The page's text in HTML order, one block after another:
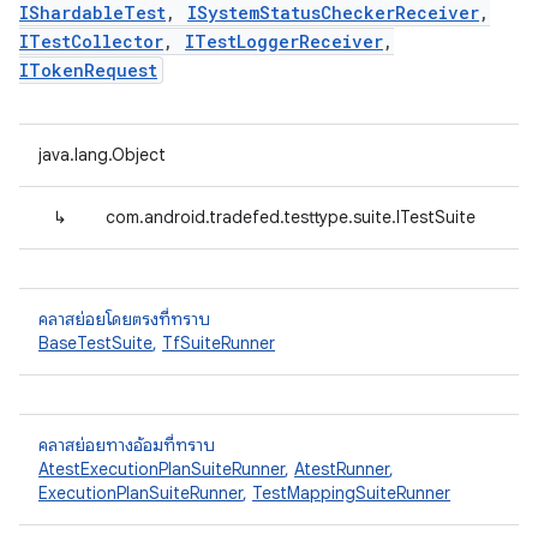
IShardableTest, ISystemStatusCheckerReceiver,
ITestCollector, ITestLoggerReceiver,
ITokenRequest
java.lang.Object
↳ com.android.tradefed.testtype.suite.ITestSuite
คลาสย่อยโดยตรงที่ทราบ
BaseTestSuite, TfSuiteRunner
คลาสย่อยทางอ้อมที่ทราบ
AtestExecutionPlanSuiteRunner, AtestRunner,
ExecutionPlanSuiteRunner, TestMappingSuiteRunner